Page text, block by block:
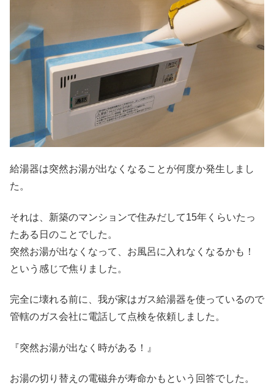
給湯器は突然お湯が出なくなることが何度か発生しまし
た。
それは、新築のマンションで住みだして15年くらいたっ
たある日のことでした。
突然お湯が出なくなって、お風呂に入れなくなるかも！
という感じで焦りました。
完全に壊れる前に、我が家はガス給湯器を使っているので
管轄のガス会社に電話して点検を依頼しました。
『突然お湯が出なく時がある！』
お湯の切り替えの電磁弁が寿命かもという回答でした。